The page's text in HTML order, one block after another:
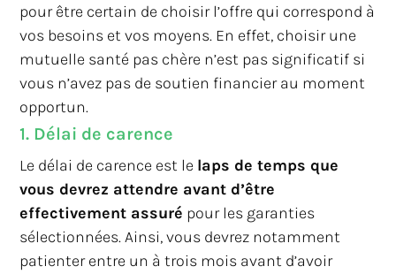
pour être certain de choisir l’offre qui correspond à
vos besoins et vos moyens. En effet, choisir une
mutuelle santé pas chère n’est pas significatif si
vous n’avez pas de soutien financier au moment
opportun.
1. Délai de carence
Le délai de carence est le laps de temps que
vous devrez attendre avant d’être
effectivement assuré pour les garanties
sélectionnées. Ainsi, vous devrez notamment
patienter entre un à trois mois avant d’avoir